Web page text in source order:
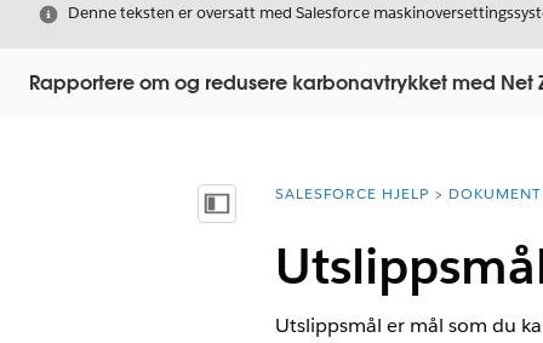
Avslutt
Denne teksten er oversatt med Salesforce
Rapportere om og redusere karbonavtrykket med Net
Vis innholdsfortegnelse
Du er her:
SALESFORCE HJELP
Utslippsmål er mål som du